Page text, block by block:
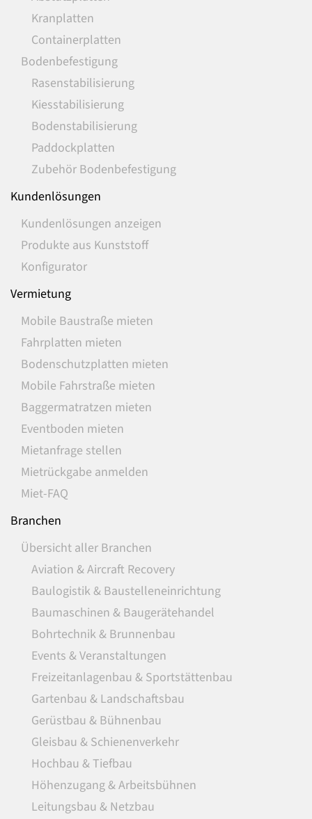
Kranplatten
Containerplatten
Bodenbefestigung
Rasenstabilisierung
Kiesstabilisierung
Bodenstabilisierung
Paddockplatten
Zubehör Bodenbefestigung
Kundenlösungen
Kundenlösungen anzeigen
Produkte aus Kunststoff
Konfigurator
Vermietung
Mobile Baustraße mieten
Fahrplatten mieten
Bodenschutzplatten mieten
Mobile Fahrstraße mieten
Baggermatratzen mieten
Eventboden mieten
Mietanfrage stellen
Mietrückgabe anmelden
Miet-FAQ
Branchen
Übersicht aller Branchen
Aviation & Aircraft Recovery
Baulogistik & Baustelleneinrichtung
Baumaschinen & Baugerätehandel
Bohrtechnik & Brunnenbau
Events & Veranstaltungen
Freizeitanlagenbau & Sportstättenbau
Gartenbau & Landschaftsbau
Gerüstbau & Bühnenbau
Gleisbau & Schienenverkehr
Hochbau & Tiefbau
Höhenzugang & Arbeitsbühnen
Leitungsbau & Netzbau